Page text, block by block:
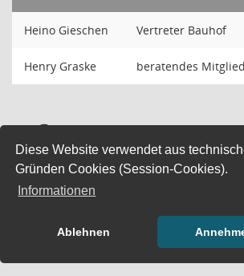
Diese Website verwendet aus
Gründen Cookies (Session-Cookies).
Informationen
Ablehnen
Heino Gieschen Vertreter Bauhof
Henry Graske beratendes Mitglied
2 Sätze
Letzte Änderung: 06.08.2026
18:00:55